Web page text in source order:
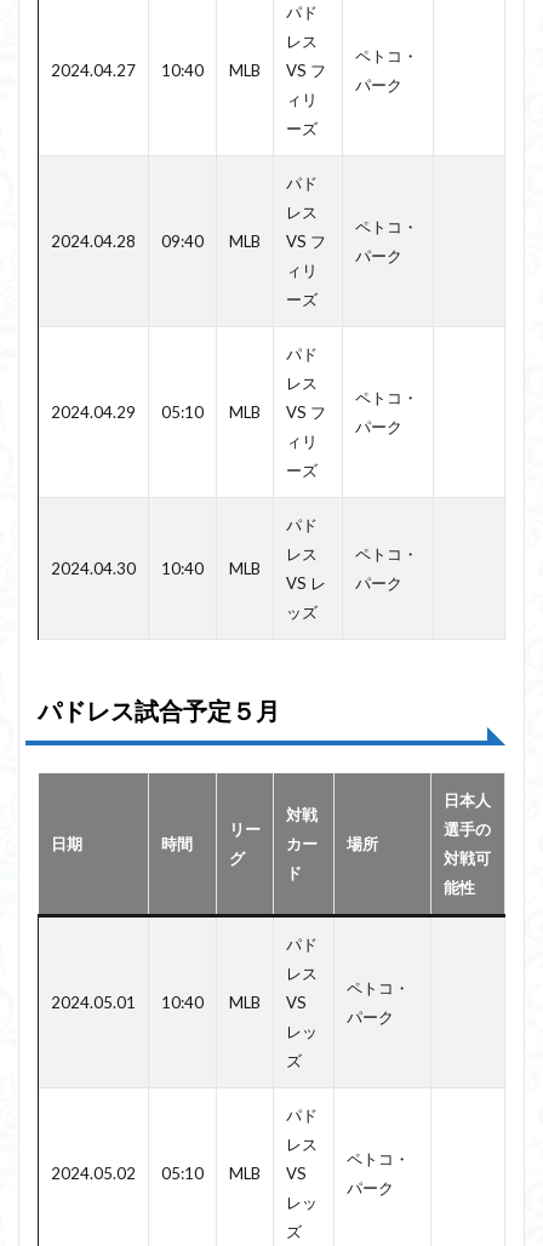
2024.04.27 10:40 MLB
パド
レス
VS フ
ィリ
ーズ
ペトコ・
パーク
2024.04.28 09:40 MLB
パド
レス
VS フ
ィリ
ーズ
ペトコ・
パーク
2024.04.29 05:10 MLB
パド
レス
VS フ
ィリ
ーズ
ペトコ・
パーク
2024.04.30 10:40 MLB
パド
レス
VS レ
ッズ
ペトコ・
パーク
パドレス試合予定５月
日期 時間
リー
グ
対戦
カー
ド
場所
日本人
選手の
対戦可
能性
2024.05.01 10:40 MLB
パド
レス
VS
レッ
ズ
ペトコ・
パーク
2024.05.02 05:10 MLB
パド
レス
VS
レッ
ズ
ペトコ・
パーク